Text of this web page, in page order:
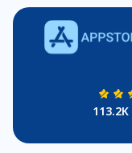
113.2K